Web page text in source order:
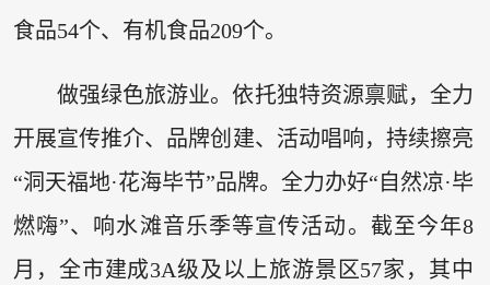
食品54个、有机食品209个。
做强绿色旅游业。依托独特资源禀赋，全力
开展宣传推介、品牌创建、活动唱响，持续擦亮
“洞天福地·花海毕节”品牌。全力办好“自然凉·毕
燃嗨”、响水滩音乐季等宣传活动。截至今年8
月，全市建成3A级及以上旅游景区57家，其中